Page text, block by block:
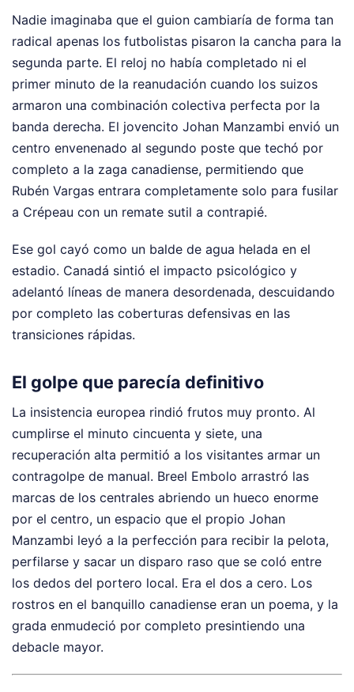
Nadie imaginaba que el guion cambiaría de forma tan
radical apenas los futbolistas pisaron la cancha para la
segunda parte. El reloj no había completado ni el
primer minuto de la reanudación cuando los suizos
armaron una combinación colectiva perfecta por la
banda derecha. El jovencito Johan Manzambi envió un
centro envenenado al segundo poste que techó por
completo a la zaga canadiense, permitiendo que
Rubén Vargas entrara completamente solo para fusilar
a Crépeau con un remate sutil a contrapié.
Ese gol cayó como un balde de agua helada en el
estadio. Canadá sintió el impacto psicológico y
adelantó líneas de manera desordenada, descuidando
por completo las coberturas defensivas en las
transiciones rápidas.
El golpe que parecía definitivo
La insistencia europea rindió frutos muy pronto. Al
cumplirse el minuto cincuenta y siete, una
recuperación alta permitió a los visitantes armar un
contragolpe de manual. Breel Embolo arrastró las
marcas de los centrales abriendo un hueco enorme
por el centro, un espacio que el propio Johan
Manzambi leyó a la perfección para recibir la pelota,
perfilarse y sacar un disparo raso que se coló entre
los dedos del portero local. Era el dos a cero. Los
rostros en el banquillo canadiense eran un poema, y la
grada enmudeció por completo presintiendo una
debacle mayor.